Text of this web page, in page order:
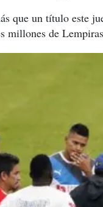
que un título este
millones de Lempiras